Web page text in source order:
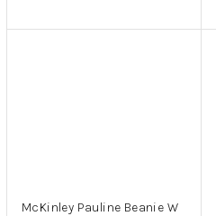
McKinley Pauline Beanie W